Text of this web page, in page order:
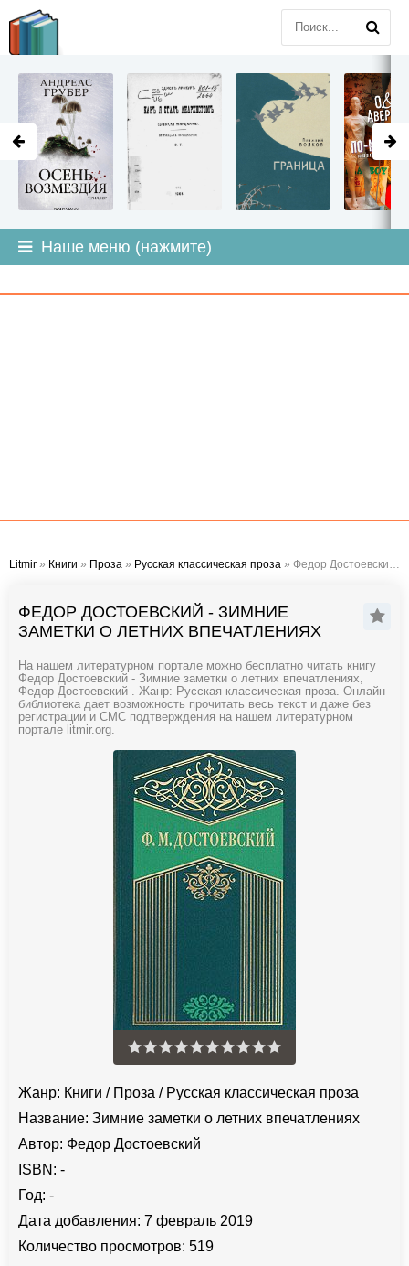
Наше меню (нажмите)
Litmir » Книги » Проза » Русская классическая проза » Федор Достоевский - Зимние заметки о летних впечатлениях
ФЕДОР ДОСТОЕВСКИЙ - ЗИМНИЕ
ЗАМЕТКИ О ЛЕТНИХ ВПЕЧАТЛЕНИЯХ
На нашем литературном портале можно бесплатно читать книгу
Федор Достоевский - Зимние заметки о летних впечатлениях,
Федор Достоевский . Жанр: Русская классическая проза. Онлайн
библиотека дает возможность прочитать весь текст и даже без
регистрации и СМС подтверждения на нашем литературном
портале litmir.org.
Жанр: Книги / Проза / Русская классическая проза
Название: Зимние заметки о летних впечатлениях
Автор: Федор Достоевский
ISBN: -
Год: -
Дата добавления: 7 февраль 2019
Количество просмотров: 519
LITMIR.ORG